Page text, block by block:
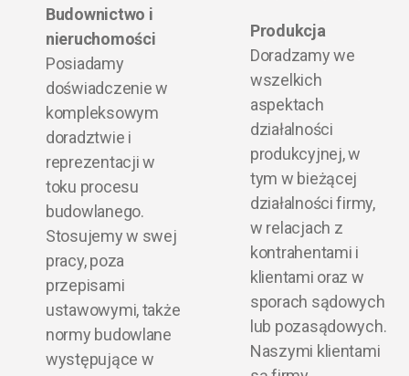
Budownictwo i
nieruchomości
Posiadamy
doświadczenie w
kompleksowym
doradztwie i
reprezentacji w
toku procesu
budowlanego.
Stosujemy w swej
pracy, poza
przepisami
ustawowymi, także
normy budowlane
występujące w
Produkcja
Doradzamy we
wszelkich
aspektach
działalności
produkcyjnej, w
tym w bieżącej
działalności firmy,
w relacjach z
kontrahentami i
klientami oraz w
sporach sądowych
lub pozasądowych.
Naszymi klientami